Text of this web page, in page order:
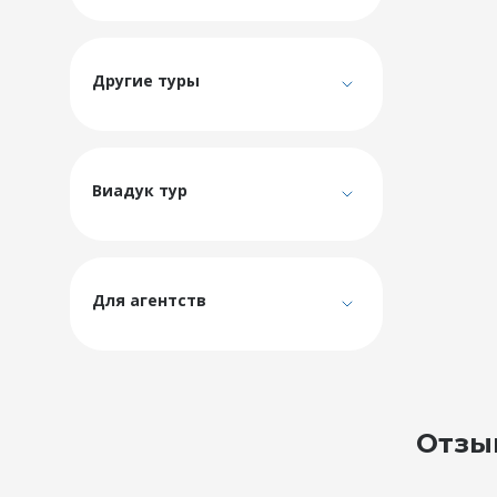
Другие туры
Виадук тур
Для агентств